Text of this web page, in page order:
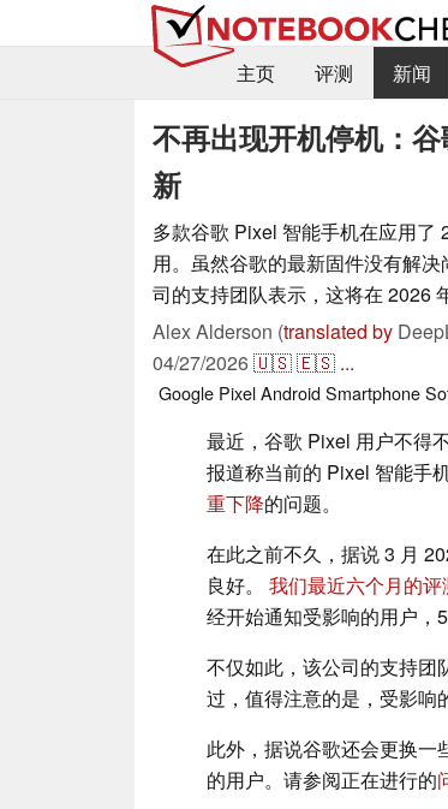
主页
评测 新闻
不再出现开机停机：
新
多款谷歌 Pixel 智能手机在应用了
用。虽然谷歌的最新固件没有解
司的支持团队表示，这将在 2026
Alex Alderson (translated by
04/27/2026🇺🇸🇪🇸 ...
Google PixelAndroidSmartphone
最近，谷歌 Pixel 用户不得
报道称当前的 Pixel 智能手
重下降的问题。
在此之前不久，据说 3 月
良好。 我们最近六个月的评
经开始通知受影响的用户，
不仅如此，该公司的支持团
过，值得注意的是，受影响
此外，据说谷歌还会更换
的用户。请参阅正在进行的